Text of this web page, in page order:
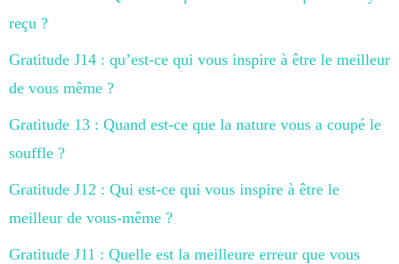
reçu ?
Gratitude J14 : qu’est-ce qui vous inspire à être le meilleur
de vous même ?
Gratitude 13 : Quand est-ce que la nature vous a coupé le
souffle ?
Gratitude J12 : Qui est-ce qui vous inspire à être le
meilleur de vous-même ?
Gratitude J11 : Quelle est la meilleure erreur que vous